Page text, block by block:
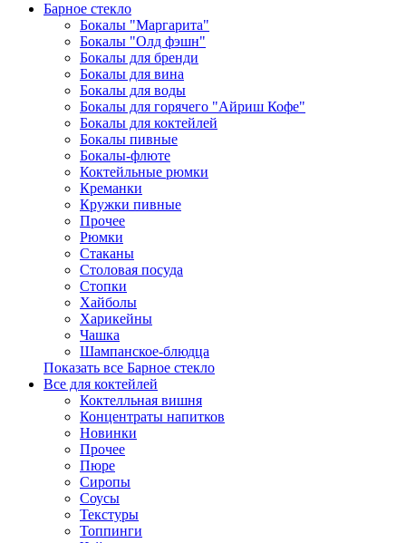
Барное стекло
Бокалы "Маргарита"
Бокалы "Олд фэшн"
Бокалы для бренди
Бокалы для вина
Бокалы для воды
Бокалы для горячего "Айриш Кофе"
Бокалы для коктейлей
Бокалы пивные
Бокалы-флюте
Коктейльные рюмки
Креманки
Кружки пивные
Прочее
Рюмки
Стаканы
Столовая посуда
Стопки
Хайболы
Харикейны
Чашка
Шампанское-блюдца
Показать все Барное стекло
Все для коктейлей
Коктелльная вишня
Концентраты напитков
Новинки
Прочее
Пюре
Сиропы
Соусы
Текстуры
Топпинги